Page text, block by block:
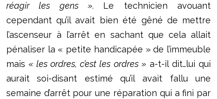
réagir les gens ». Le technicien avouant
cependant qu’il avait bien été gêné de mettre
l’ascenseur à l’arrêt en sachant que cela allait
pénaliser la « petite handicapée » de l’immeuble
mais « les ordres, c’est les ordres » a-t-il dit…lui qui
aurait soi-disant estimé qu’il avait fallu une
semaine d’arrêt pour une réparation qui a fini par